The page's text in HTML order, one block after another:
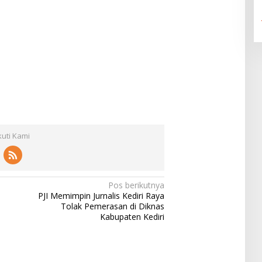
Kami
Pos berikutnya
PJI Memimpin Jurnalis Kediri Raya
Tolak Pemerasan di Diknas
Kabupaten Kediri